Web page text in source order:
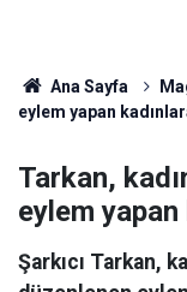
Ana Sayfa
eylem yapan
Tarkan,
eylem
Şarkıcı Tarkan,